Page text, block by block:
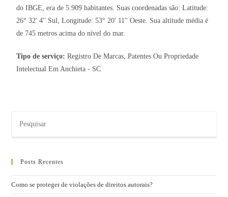
do IBGE, era de 5.909 habitantes. Suas coordenadas são: Latitude:
26° 32' 4'' Sul, Longitude: 53° 20' 11'' Oeste. Sua altitude média é
de 745 metros acima do nível do mar.
Tipo de serviço:Registro De Marcas, Patentes Ou Propriedade
Intelectual Em Anchieta - SC
Posts Recentes
Como se proteger de violações de direitos autorais?